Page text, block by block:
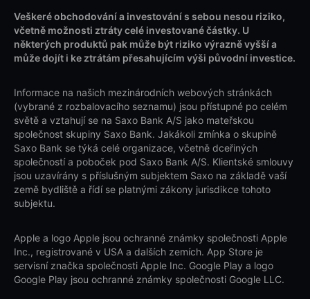
Veškeré obchodování a investování s sebou nesou riziko,
včetně možnosti ztráty celé investované částky. U
některých produktů pak může být riziko výrazně vyšší a
může dojít i ke ztrátám přesahujícím výši původní investice.
Informace na našich mezinárodních webových stránkách
(vybrané z rozbalovacího seznamu) jsou přístupné po celém
světě a vztahují se na Saxo Bank A/S jako mateřskou
společnost skupiny Saxo Bank. Jakákoli zmínka o skupině
Saxo Bank se týká celé organizace, včetně dceřiných
společností a poboček pod Saxo Bank A/S. Klientské smlouvy
jsou uzavírány s příslušným subjektem Saxo na základě vaší
země bydliště a řídí se platnými zákony jurisdikce tohoto
subjektu.
Apple a logo Apple jsou ochranné známky společnosti Apple
Inc., registrované v USA a dalších zemích. App Store je
servisní značka společnosti Apple Inc. Google Play a logo
Google Play jsou ochranné známky společnosti Google LLC.